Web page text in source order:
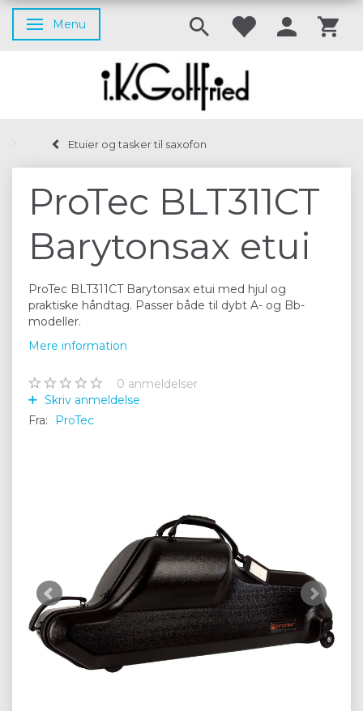
Skifte navigation
Menu
Etuier og tasker til saxofon
ProTec BLT311CT
Barytonsax etui
ProTec BLT311CT Barytonsax etui med hjul og
praktiske håndtag. Passer både til dybt A- og Bb-
modeller.
Mere information
0 anmeldelser
Skriv anmeldelse
Fra:
ProTec